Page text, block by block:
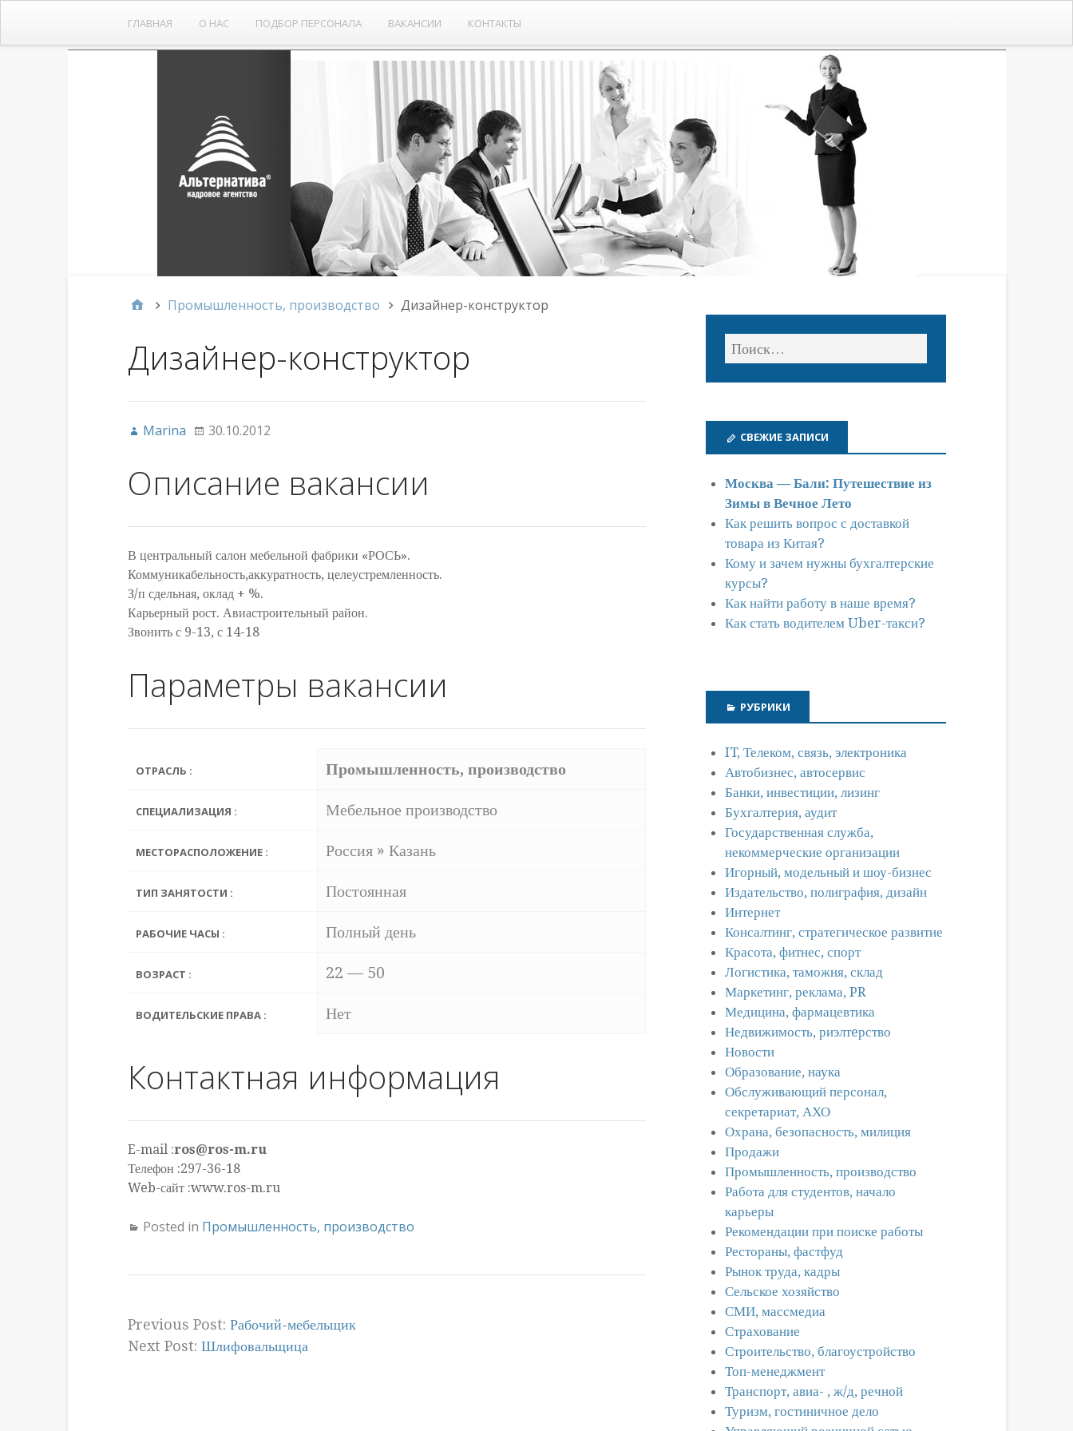
ГЛАВНАЯ О НАС ПОДБОР ПЕРСОНАЛА ВАКАНСИИ КОНТАКТЫ
Промышленность, производство Дизайнер-конструктор
Дизайнер-конструктор
Marina 30.10.2012
Описание вакансии
В центральный салон мебельной фабрики «РОСЬ».
Коммуникабельность,аккуратность, целеустремленность.
З/п сдельная, оклад + %.
Карьерный рост. Авиастроительный район.
Звонить с 9-13, с 14-18
Параметры вакансии
ОТРАСЛЬ : Промышленность, производство
СПЕЦИАЛИЗАЦИЯ : Мебельное производство
МЕСТОРАСПОЛОЖЕНИЕ : Россия » Казань
ТИП ЗАНЯТОСТИ : Постоянная
РАБОЧИЕ ЧАСЫ : Полный день
ВОЗРАСТ : 22 — 50
ВОДИТЕЛЬСКИЕ ПРАВА : Нет
Контактная информация
E-mail :ros@ros-m.ru
Телефон :297-36-18
Web-сайт :www.ros-m.ru
Posted in Промышленность, производство
Previous Post: Рабочий-мебельщик
Next Post: Шлифовальщица
СВЕЖИЕ ЗАПИСИ
Москва — Бали: Путешествие из
Зимы в Вечное Лето
Как решить вопрос с доставкой
товара из Китая?
Кому и зачем нужны бухгалтерские
курсы?
Как найти работу в наше время?
Как стать водителем Uber-такси?
РУБРИКИ
IT, Телеком, связь, электроника
Автобизнес, автосервис
Банки, инвестиции, лизинг
Бухгалтерия, аудит
Государственная служба,
некоммерческие организации
Игорный, модельный и шоу-бизнес
Издательство, полиграфия, дизайн
Интернет
Консалтинг, стратегическое развитие
Красота, фитнес, спорт
Логистика, таможня, склад
Маркетинг, реклама, PR
Медицина, фармацевтика
Недвижимость, риэлтeрство
Новости
Образование, наука
Обслуживающий персонал,
секретариат, АХО
Охрана, безопасность, милиция
Продажи
Промышленность, производство
Работа для студентов, начало
карьеры
Рекомендации при поиске работы
Рестораны, фастфуд
Рынок труда, кадры
Сельское хозяйство
СМИ, массмедиа
Страхование
Строительство, благоустройство
Топ-менеджмент
Транспорт, авиа- , ж/д, речной
Туризм, гостиничное дело